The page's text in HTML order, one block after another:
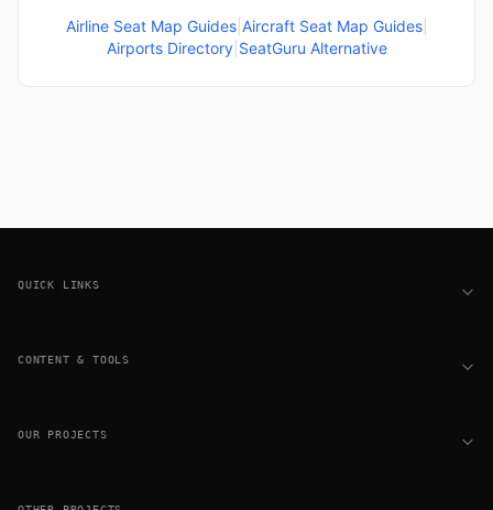
Airline Seat Map Guides| Aircraft Seat Map Guides|
Airports Directory| SeatGuru Alternative
QUICK LINKS
CONTENT & TOOLS
OUR PROJECTS